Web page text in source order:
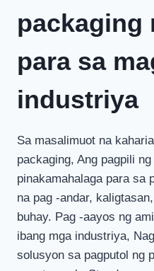
packaging
para sa
industriya
Sa masalimuot na
packaging, Ang pagpili
pinakamahalaga para sa
na pag -andar,
buhay. Pag -aayos ng
ibang mga industriya,
solusyon sa pagputol ng